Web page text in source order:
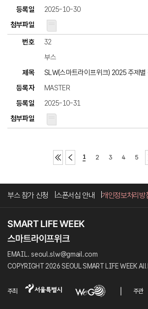
2025-10-30
32
부스
SLW(스마트라이프위크) 2025 주제
MASTER
2025-10-31
1 2 3 4 5
부스 참가 신청 스폰서십 안내 개인정보처리방
EMAIL. seoul.slw@gmail.com
COPYRIGHT 2026 SEOUL SMART LIFE WEEK
주최 주관